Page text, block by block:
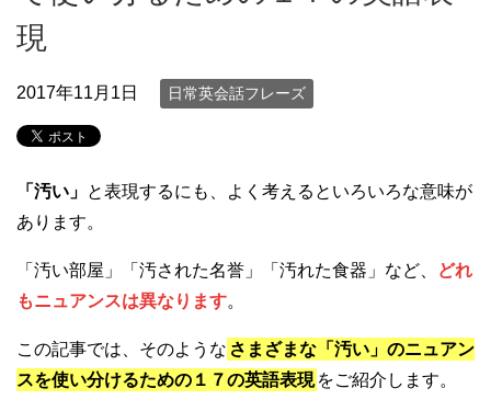
現
2017年11月1日 日常英会話フレーズ
「汚い」 と表現するにも、よく考えるといろいろな意味が
あります。
「汚い部屋」「汚された名誉」「汚れた食器」など、
どれ
もニュアンスは異なります。
この記事では、そのような さまざまな「汚い」のニュアン
スを使い分けるための１７の英語表現 をご紹介します。